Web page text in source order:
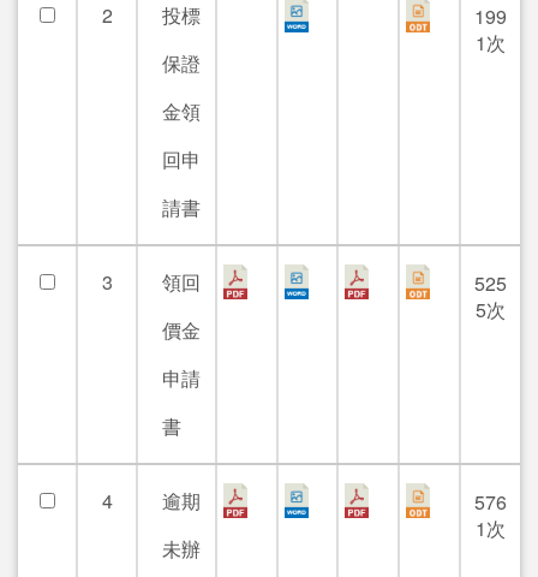
2
投標
保證
金領
回申
請書
199
1次
3
領回
價金
申請
書
525
5次
4
逾期
未辦
576
1次